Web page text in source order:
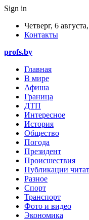
Sign in
Четверг, 6
Контакты
profs.by
Главная
В мире
Афиша
Граница
ДТП
Интересное
История
Общество
Погода
Президент
Происшествия
Публикации
Разное
Спорт
Транспорт
Фото и видео
Экономика